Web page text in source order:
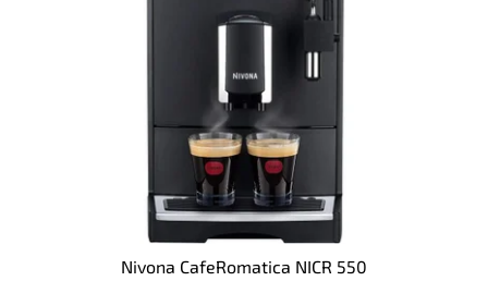
Nivona CafeRomatica NICR 550